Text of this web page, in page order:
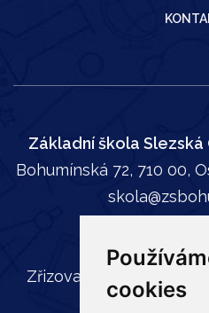
cookies
Základní škola Slezská
Bohumínská 72, 710 00,
Zřizovatel: Statutární
obvod